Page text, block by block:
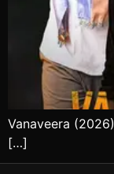
Vanaveera
[…]